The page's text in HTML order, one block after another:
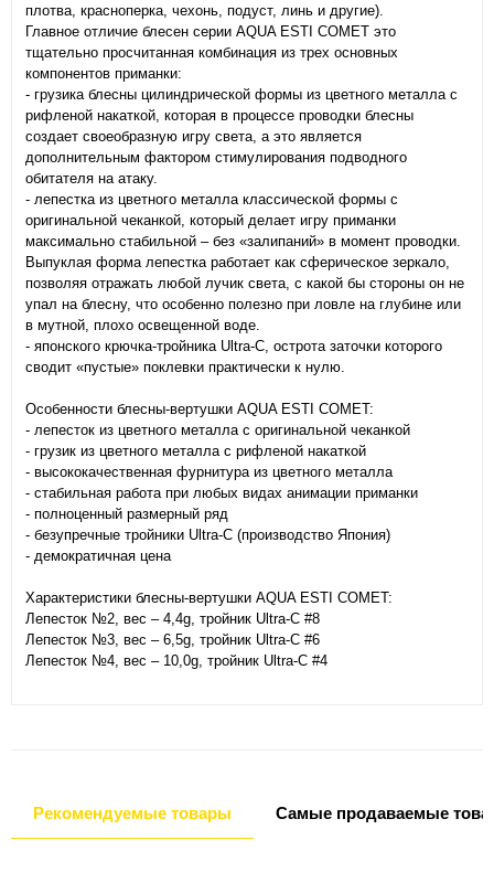
плотва, красноперка, чехонь, подуст, линь и другие).
Главное отличие блесен серии AQUA ESTI COMET это
тщательно просчитанная комбинация из трех основных
компонентов приманки:
- грузика блесны цилиндрической формы из цветного металла с
рифленой накаткой, которая в процессе проводки блесны
создает своеобразную игру света, а это является
дополнительным фактором стимулирования подводного
обитателя на атаку.
- лепестка из цветного металла классической формы с
оригинальной чеканкой, который делает игру приманки
максимально стабильной – без «залипаний» в момент проводки.
Выпуклая форма лепестка работает как сферическое зеркало,
позволяя отражать любой лучик света, с какой бы стороны он не
упал на блесну, что особенно полезно при ловле на глубине или
в мутной, плохо освещенной воде.
- японского крючка-тройника Ultra-C, острота заточки которого
сводит «пустые» поклевки практически к нулю.
Особенности блесны-вертушки AQUA ESTI COMET:
- лепесток из цветного металла с оригинальной чеканкой
- грузик из цветного металла с рифленой накаткой
- высококачественная фурнитура из цветного металла
- стабильная работа при любых видах анимации приманки
- полноценный размерный ряд
- безупречные тройники Ultra-C (производство Япония)
- демократичная цена
Характеристики блесны-вертушки AQUA ESTI COMET:
Лепесток №2, вес – 4,4g, тройник Ultra-C #8
Лепесток №3, вес – 6,5g, тройник Ultra-C #6
Лепесток №4, вес – 10,0g, тройник Ultra-C #4
Рекомендуемые товары Самые продаваемые